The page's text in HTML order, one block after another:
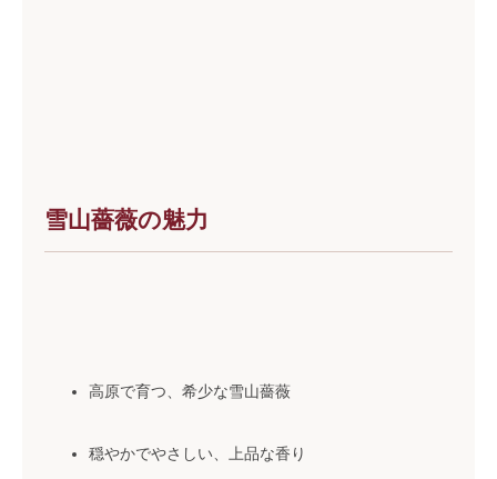
雪山薔薇の魅力
高原で育つ、希少な雪山薔薇
穏やかでやさしい、上品な香り